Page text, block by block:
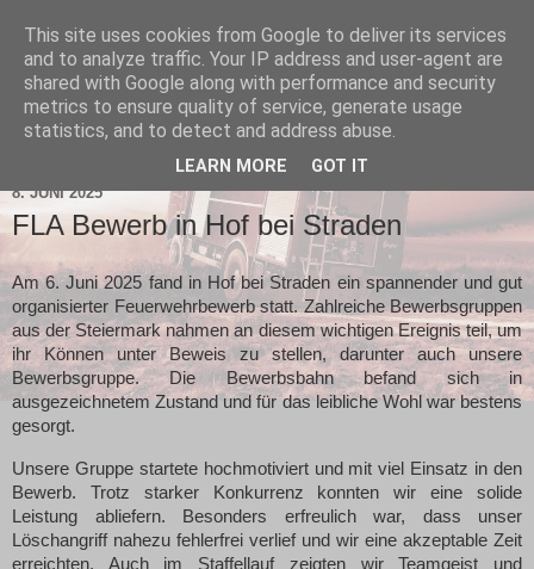
8. JUNI 2025
FLA Bewerb in Hof bei Straden
Am 6. Juni 2025 fand in Hof bei Straden ein spannender und gut
organisierter Feuerwehrbewerb statt. Zahlreiche Bewerbsgruppen
aus der Steiermark nahmen an diesem wichtigen Ereignis teil, um
ihr Können unter Beweis zu stellen, darunter auch unsere
Bewerbsgruppe. Die Bewerbsbahn befand sich in
ausgezeichnetem Zustand und für das leibliche Wohl war bestens
gesorgt.
Unsere Gruppe startete hochmotiviert und mit viel Einsatz in den
Bewerb. Trotz starker Konkurrenz konnten wir eine solide
Leistung abliefern. Besonders erfreulich war, dass unser
Löschangriff nahezu fehlerfrei verlief und wir eine akzeptable Zeit
erreichten. Auch im Staffellauf zeigten wir Teamgeist und
This site uses cookies from Google to deliver its services
and to analyze traffic. Your IP address and user-agent are
shared with Google along with performance and security
metrics to ensure quality of service, generate usage
statistics, and to detect and address abuse.
LEARN MORE GOT IT